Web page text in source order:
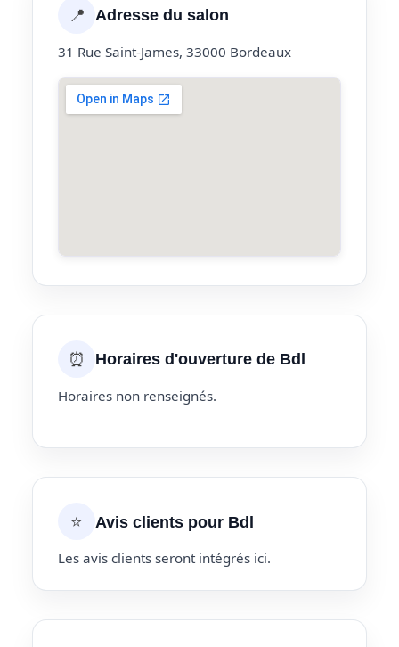
📍 Adresse du salon
31 Rue Saint-James, 33000 Bordeaux
⏰ Horaires d'ouverture de Bdl
Horaires non renseignés.
⭐ Avis clients pour Bdl
Les avis clients seront intégrés ici.